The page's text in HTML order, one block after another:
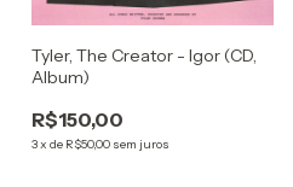
Tyler, The Creator - Igor (CD,
Album)
R$150,00
3x de R$50,00 sem juros